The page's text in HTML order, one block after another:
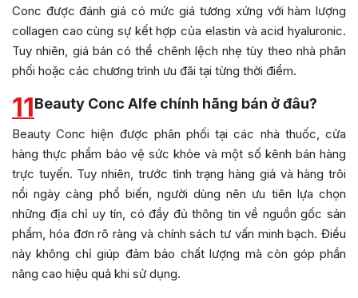
Conc được đánh giá có mức giá tương xứng với hàm lượng
collagen cao cùng sự kết hợp của elastin và acid hyaluronic.
Tuy nhiên, giá bán có thể chênh lệch nhẹ tùy theo nhà phân
phối hoặc các chương trình ưu đãi tại từng thời điểm.
11Beauty Conc Alfe chính hãng bán ở đâu?
Beauty Conc hiện được phân phối tại các nhà thuốc, cửa
hàng thực phẩm bảo vệ sức khỏe và một số kênh bán hàng
trực tuyến. Tuy nhiên, trước tình trạng hàng giả và hàng trôi
nổi ngày càng phổ biến, người dùng nên ưu tiên lựa chọn
những địa chỉ uy tín, có đầy đủ thông tin về nguồn gốc sản
phẩm, hóa đơn rõ ràng và chính sách tư vấn minh bạch. Điều
này không chỉ giúp đảm bảo chất lượng mà còn góp phần
nâng cao hiệu quả khi sử dụng.